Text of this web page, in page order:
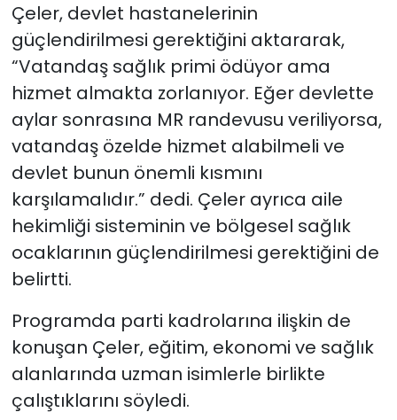
Çeler, devlet hastanelerinin
güçlendirilmesi gerektiğini aktararak,
“Vatandaş sağlık primi ödüyor ama
hizmet almakta zorlanıyor. Eğer devlette
aylar sonrasına MR randevusu veriliyorsa,
vatandaş özelde hizmet alabilmeli ve
devlet bunun önemli kısmını
karşılamalıdır.” dedi. Çeler ayrıca aile
hekimliği sisteminin ve bölgesel sağlık
ocaklarının güçlendirilmesi gerektiğini de
belirtti.
Programda parti kadrolarına ilişkin de
konuşan Çeler, eğitim, ekonomi ve sağlık
alanlarında uzman isimlerle birlikte
çalıştıklarını söyledi.